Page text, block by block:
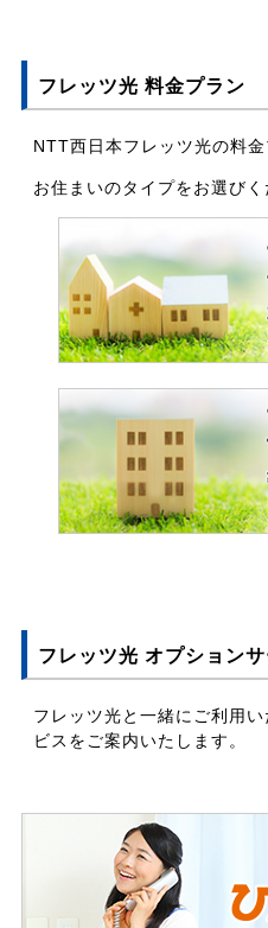
フレッツ光 料金プラン
NTT西日本フレッツ光の料
お住まいのタイプをお選びく
フレッツ光 オプション
フレッツ光と一緒にご利用
ビスをご案内いたします。